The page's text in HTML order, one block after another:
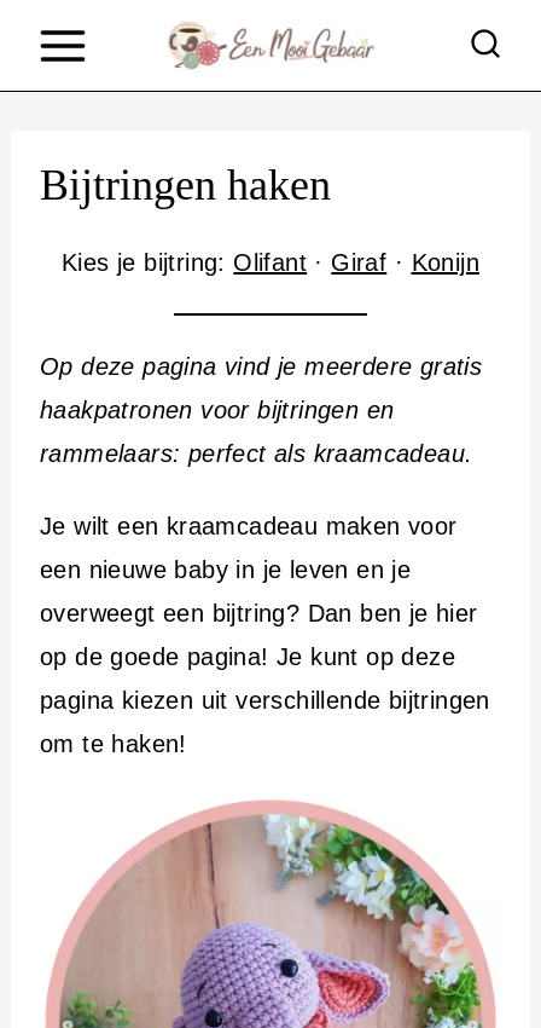
Bijtringen haken
Kies je bijtring: Olifant · Giraf · Konijn
Op deze pagina vind je meerdere gratis
haakpatronen voor bijtringen en
rammelaars: perfect als kraamcadeau.
Je wilt een kraamcadeau maken voor
een nieuwe baby in je leven en je
overweegt een bijtring? Dan ben je hier
op de goede pagina! Je kunt op deze
pagina kiezen uit verschillende bijtringen
om te haken!